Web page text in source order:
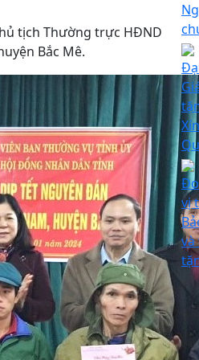
tịch Thường trực HĐND
Bắc Mê.
vị
và